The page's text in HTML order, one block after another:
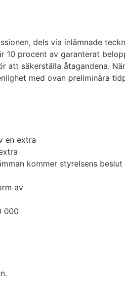
dels via inlämnade
10 procent av garanterat
att säkerställa åtagandena.
med ovan preliminära
en extra
kommer styrelsens
av
000